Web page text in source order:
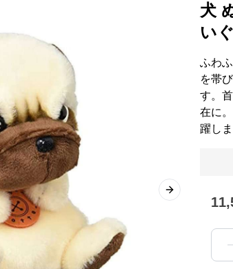
Next slide
犬
い
ふわ
を帯
す。
在に
躍し